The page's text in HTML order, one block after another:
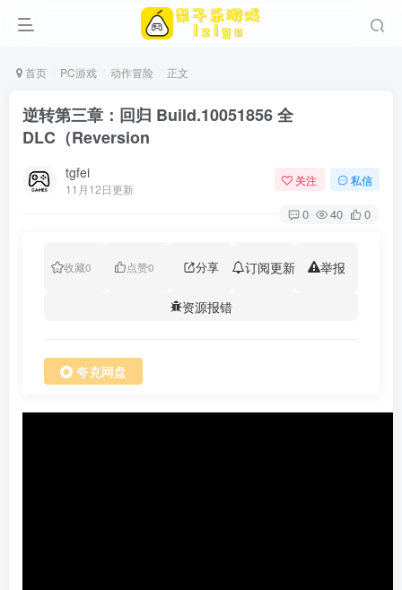
首页 PC游戏 动作冒险 正文
逆转第三章：回归 Build.10051856 全
DLC（Reversion
tgfei
11月12日更新
关注 私信
0 40 0
收藏0 点赞0 分享 订阅更新 举报
资源报错
夸克网盘